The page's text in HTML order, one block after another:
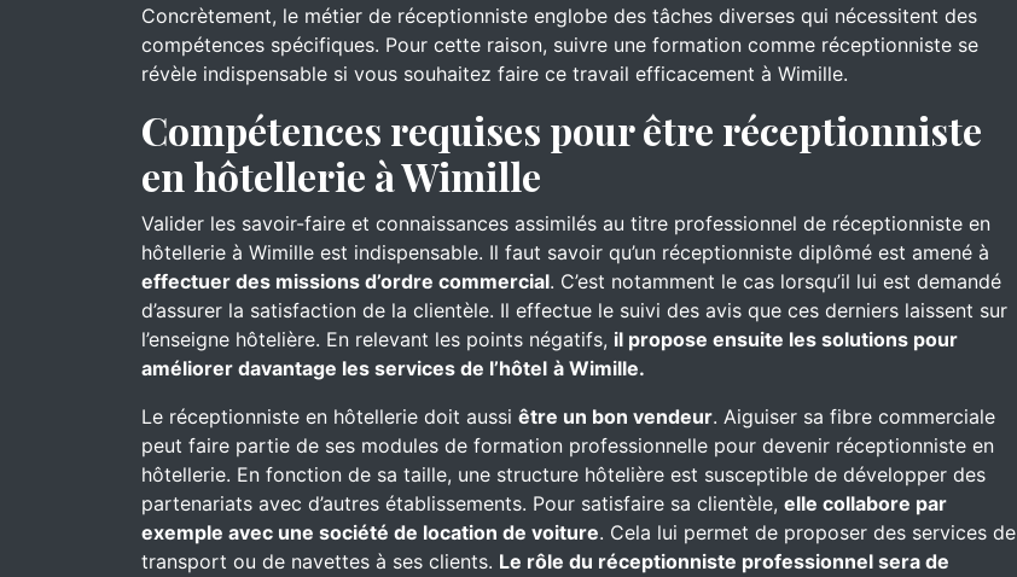
Concrètement, le métier de réceptionniste englobe des tâches diverses qui nécessitent des
compétences spécifiques. Pour cette raison, suivre une formation comme réceptionniste se
révèle indispensable si vous souhaitez faire ce travail efficacement à Wimille.
Compétences requises pour être réceptionniste
en hôtellerie à Wimille
Valider les savoir-faire et connaissances assimilés au titre professionnel de réceptionniste en
hôtellerie à Wimille est indispensable. Il faut savoir qu’un réceptionniste diplômé est amené à
effectuer des missions d’ordre commercial. C’est notamment le cas lorsqu’il lui est demandé
d’assurer la satisfaction de la clientèle. Il effectue le suivi des avis que ces derniers laissent sur
l’enseigne hôtelière. En relevant les points négatifs, il propose ensuite les solutions pour
améliorer davantage les services de l’hôtel à Wimille.
Le réceptionniste en hôtellerie doit aussi être un bon vendeur. Aiguiser sa fibre commerciale
peut faire partie de ses modules de formation professionnelle pour devenir réceptionniste en
hôtellerie. En fonction de sa taille, une structure hôtelière est susceptible de développer des
partenariats avec d’autres établissements. Pour satisfaire sa clientèle, elle collabore par
exemple avec une société de location de voiture. Cela lui permet de proposer des services de
transport ou de navettes à ses clients. Le rôle du réceptionniste professionnel sera de